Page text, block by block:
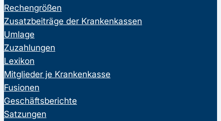
Rechengrößen
Zusatzbeiträge der Krankenkassen
Umlage
Zuzahlungen
Lexikon
Mitglieder je Krankenkasse
Fusionen
Geschäftsberichte
Satzungen